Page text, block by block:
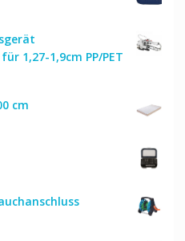
1,27-1,9cm PP/PET
cm